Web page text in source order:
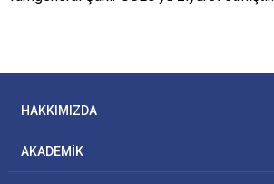
HAKKIMIZDA
AKADEMİK